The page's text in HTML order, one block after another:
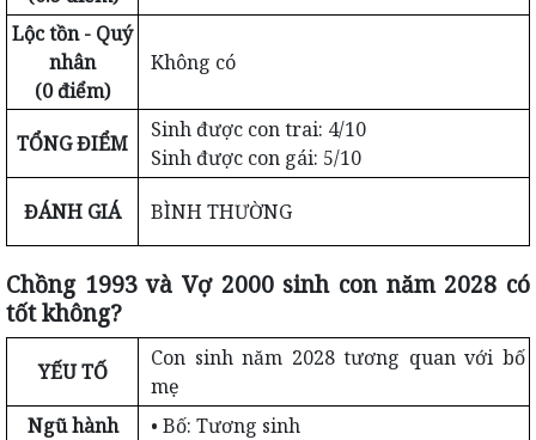
Lộc tồn - Quý
nhân
(0 điểm)
Không có
TỔNG ĐIỂM
Sinh được con trai: 4/10
Sinh được con gái: 5/10
ĐÁNH GIÁ BÌNH THƯỜNG
Chồng 1993 và Vợ 2000 sinh con năm 2028 có
tốt không?
YẾU TỐ
Con sinh năm 2028 tương quan với bố
mẹ
Ngũ hành
• Bố: Tương sinh